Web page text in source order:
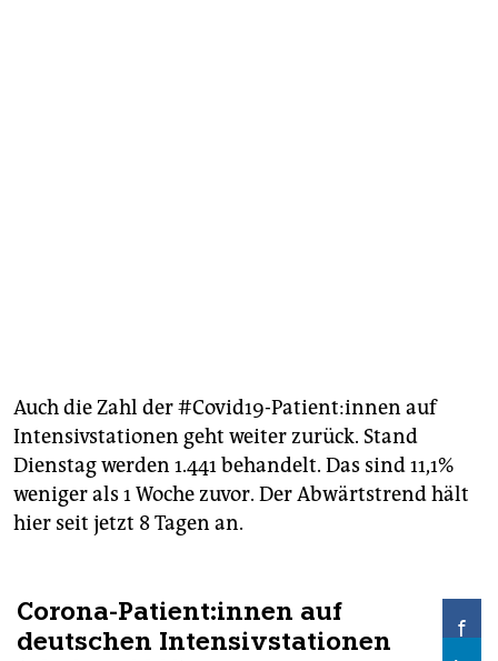
Auch die Zahl der #Covid19-Patient:innen auf
Intensivstationen geht weiter zurück. Stand
Dienstag werden 1.441 behandelt. Das sind 11,1%
weniger als 1 Woche zuvor. Der Abwärtstrend hält
hier seit jetzt 8 Tagen an.